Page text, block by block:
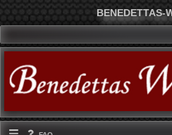
BENEDETTAS-